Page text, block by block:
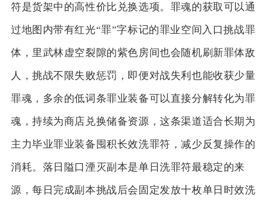
符是货架中的高性价比兑换选项。罪魂的获取可以通
过地图内带有红光“罪”字标记的罪业空间入口挑战罪
体，里武林虚空裂隙的紫色房间也会随机刷新罪体敌
人，挑战不限失败惩罚，即便对战失利也能收获少量
罪魂，多余的低词条罪业装备可以直接分解转化为罪
魂，持续为商店兑换储备资源，这条渠道适合长期为
主力毕业罪业装备囤积长效洗罪符，减少反复操作的
消耗。落日隘口湮灭副本是单日洗罪符最稳定的来
源，每日完成副本挑战后会固定发放十枚单日时效洗